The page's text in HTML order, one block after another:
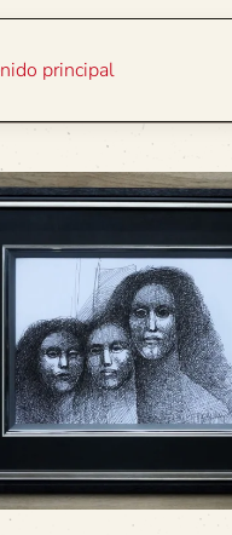
principal